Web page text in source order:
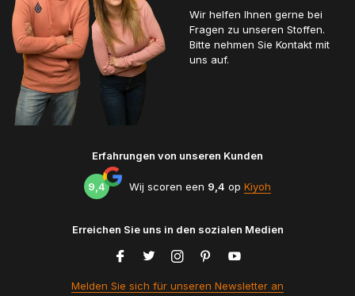
Wir helfen Ihnen gerne bei
Fragen zu unseren Stoffen.
Bitte nehmen Sie Kontakt mit
uns auf.
Erfahrungen von unseren Kunden
9,4 Wij scoren een 9,4 op Kiyoh
Erreichen Sie uns in den sozialen Medien
Melden Sie sich für unseren Newsletter an